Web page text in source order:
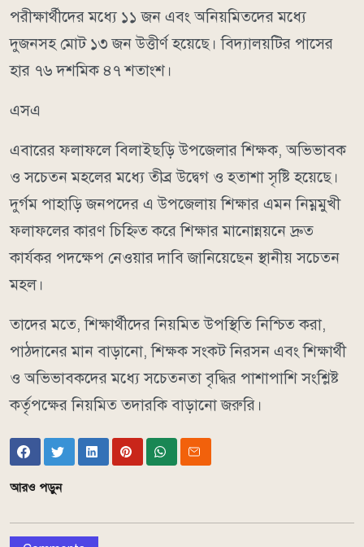
পরীক্ষার্থীদের মধ্যে ১১ জন এবং অনিয়মিতদের মধ্যে
দুজনসহ মোট ১৩ জন উত্তীর্ণ হয়েছে। বিদ্যালয়টির পাসের
হার ৭৬ দশমিক ৪৭ শতাংশ।
এসএ
এবারের ফলাফলে বিলাইছড়ি উপজেলার শিক্ষক, অভিভাবক
ও সচেতন মহলের মধ্যে তীব্র উদ্বেগ ও হতাশা সৃষ্টি হয়েছে।
দুর্গম পাহাড়ি জনপদের এ উপজেলায় শিক্ষার এমন নিম্নমুখী
ফলাফলের কারণ চিহ্নিত করে শিক্ষার মানোন্নয়নে দ্রুত
কার্যকর পদক্ষেপ নেওয়ার দাবি জানিয়েছেন স্থানীয় সচেতন
মহল।
তাদের মতে, শিক্ষার্থীদের নিয়মিত উপস্থিতি নিশ্চিত করা,
পাঠদানের মান বাড়ানো, শিক্ষক সংকট নিরসন এবং শিক্ষার্থী
ও অভিভাবকদের মধ্যে সচেতনতা বৃদ্ধির পাশাপাশি সংশ্লিষ্ট
কর্তৃপক্ষের নিয়মিত তদারকি বাড়ানো জরুরি।
আরও পড়ুন